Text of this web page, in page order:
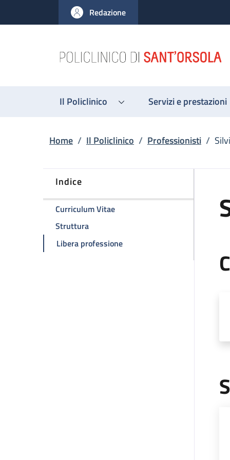
al contenuto principale
to footer content
Redazione
Il Policlinico Servizi e prestazioni
Briciole di pane
Home / Il Policlinico / Professionisti /
Indice
Curriculum Vitaedella pagina Silvio Laureti
Strutturadella pagina Silvio Laureti
Libera professionedella pagina Silvio Laureti